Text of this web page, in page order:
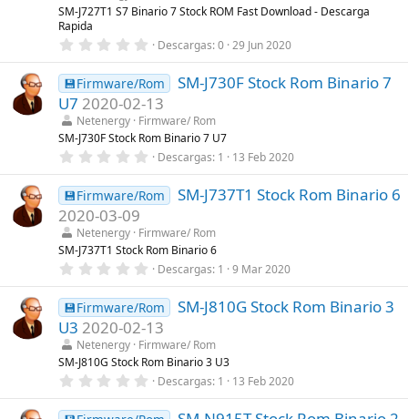
l
s
)
SM-J727T1 S7 Binario 7 Stock ROM Fast Download - Descarga
Rapida
0
0
0
e
s
t
r
e
l
a
(
s
Descargas 0 29 Jun 2020
💾Firmware/Rom
SM-J730F Stock Rom Binario 7
U7 2020-02-13
Netenergy Firmware/ Rom
SM-J730F Stock Rom Binario 7 U7
0
0
0
e
t
r
e
l
a
(
s
)
Descargas 1 13 Feb 2020
💾Firmware/Rom
SM-J737T1 Stock Rom Binario 6
2020-03-09
Netenergy Firmware/ Rom
SM-J737T1 Stock Rom Binario 6
0
0
0
e
s
t
r
e
l
a
Descargas 1 9 Mar 2020
💾Firmware/Rom
SM-J810G Stock Rom Binario 3
U3 2020-02-13
Netenergy Firmware/ Rom
SM-J810G Stock Rom Binario 3 U3
0
0
Descargas 1 13 Feb 2020